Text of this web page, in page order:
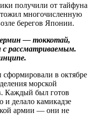
получили от тайфуна
многочисленную
берегов Японии.
— токкотай,
с рассматриваемым.
в октябре
морской
Каждый был готов
и делало камикадзе
армии — они не